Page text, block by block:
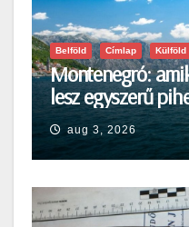
Belföld Címlap Külföld
Montenegró:
lesz egyszerű
aug 3, 2026